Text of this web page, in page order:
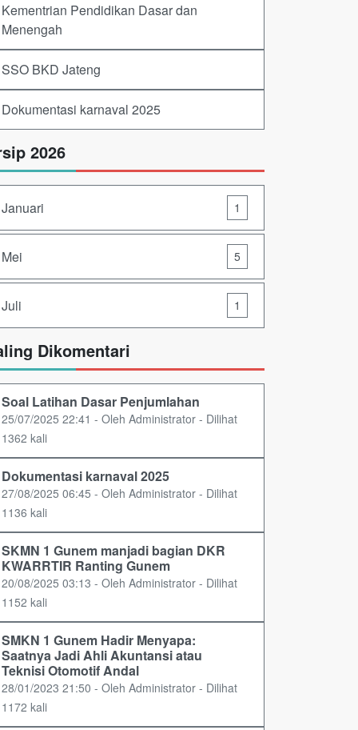
Kementrian Pendidikan Dasar dan
Menengah
SSO BKD Jateng
Dokumentasi karnaval 2025
2026
Januari 1
Mei 5
Juli 1
Dikomentari
Soal Latihan Dasar Penjumlahan
25/07/2025 22:41 - Oleh Administrator - Dilihat
1362 kali
Dokumentasi karnaval 2025
27/08/2025 06:45 - Oleh Administrator - Dilihat
1136 kali
SKMN 1 Gunem manjadi bagian DKR
KWARRTIR Ranting Gunem
20/08/2025 03:13 - Oleh Administrator - Dilihat
1152 kali
SMKN 1 Gunem Hadir Menyapa:
Saatnya Jadi Ahli Akuntansi atau
Teknisi Otomotif Andal
28/01/2023 21:50 - Oleh Administrator - Dilihat
1172 kali